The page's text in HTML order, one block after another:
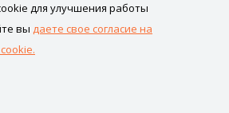
для улучшения работы
вы даете свое согласие на